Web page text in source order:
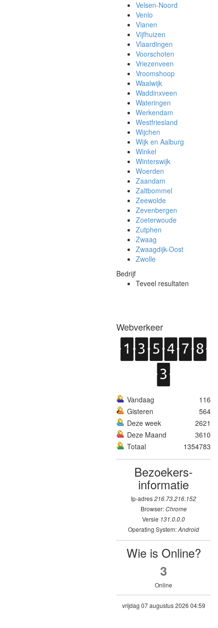
Velsen-Noord
Venlo
Vianen
Vijfhuizen
Vlaardingen
Voorschoten
Vriezenveen
Vroomshoop
Waalwijk
Waddinxveen
Wateringen
Werkendam
Westfriesland
Wijchen
Wijk en Aalburg
Winkel
Winterswijk
Woerden
Zaandam
Zaltbommel
Zeewolde
Zevenbergen
Zoeterwoude
Zutphen
Zwaag
Zwaagdijk-Oost
Zwolle
Bedrijf
Teveel resultaten
Webverkeer
Vandaag
116
Gisteren
564
Deze week
2621
Deze Maand
3610
Totaal
1354783
Bezoekers­
informatie
Ip-adres216.73.216.152
Browser:Chrome
Versie 131.0.0.0
Operating System:Android
Wie is Online?
3
Online
vrijdag 07 augustus 2026 04:59